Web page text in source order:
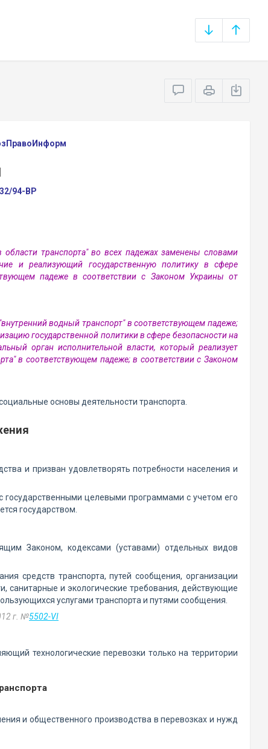
94-ВР
транспорта" во всех падежах заменены словами
и реализующий государственную политику в сфере
падеже в соответствии с Законом Украины от
водный транспорт" в соответствующем падеже;
государственной политики в сфере безопасности на
орган исполнительной власти, который реализует
в соответствующем падеже; в соответствии с Законом
основы деятельности транспорта.
и призван удовлетворять потребности населения и
государственными целевыми программами с учетом его
государством.
Законом, кодексами (уставами) отдельных видов
средств транспорта, путей сообщения, организации
санитарные и экологические требования, действующие
услугами транспорта и путями сообщения.
г. №5502-VI
технологические перевозки только на территории
и общественного производства в перевозках и нужд